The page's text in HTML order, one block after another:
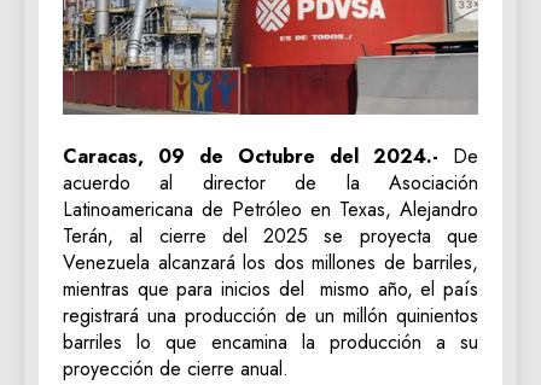
Caracas, 09 de Octubre del 2024.- De
acuerdo al director de la Asociación
Latinoamericana de Petróleo en Texas, Alejandro
Terán, al cierre del 2025 se proyecta que
Venezuela alcanzará los dos millones de barriles,
mientras que para inicios del mismo año, el país
registrará una producción de un millón quinientos
barriles lo que encamina la producción a su
proyección de cierre anual.